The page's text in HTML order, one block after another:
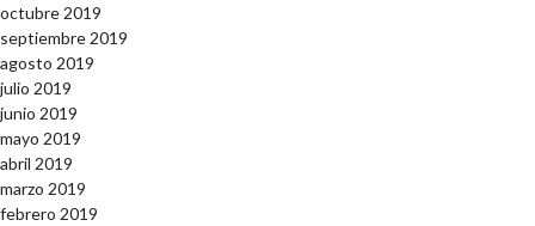
octubre 2019
septiembre 2019
agosto 2019
julio 2019
junio 2019
mayo 2019
abril 2019
marzo 2019
febrero 2019